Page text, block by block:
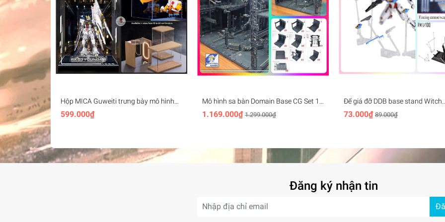
Hộp MICA Guweiti trưng bày mô hình
với led trần có cửa mở - display box with
light openable door
599.000₫
Mô hình sa bàn Domain Base CG Set 10
bộ gundam Hangar
1.169.000₫ 1.299.000₫
Đế giá đỡ DDB base stand Witch
Mercury aerial 1/144 1/100
CANNON effect
73.000₫ 89.000₫
Đăng ký nhận tin